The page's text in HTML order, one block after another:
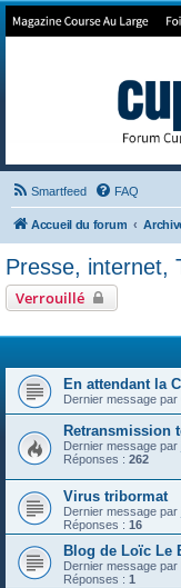
Forum de Cup
Smartfeed FAQ
Accueil du forum
Presse, internet,
Verrouillé
En attendant la
Dernier message par
Retransmission
Dernier message par
Réponses : 262
Virus tribormat
Dernier message par
Réponses : 16
Blog de Loïc Le
Dernier message par
Réponses : 1